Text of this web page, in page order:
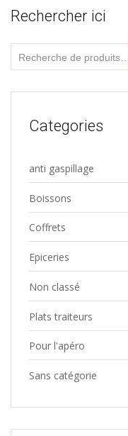
Rechercher ici
Recherche
pour :
Categories
anti gaspillage
Boissons
Coffrets
Epiceries
Non classé
Plats traiteurs
Pour l'apéro
Sans catégorie